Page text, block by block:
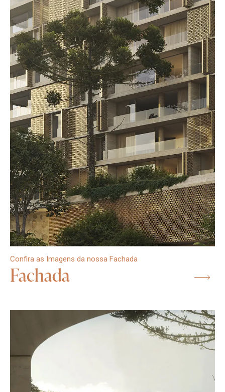
Confira as Imagens da nossa Fachada
Fachada